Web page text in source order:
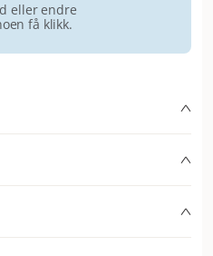
eller endre
få klikk.
tilsetningsstoffer.
og trygge. Fjerner
Et
for hunden. Lett og
hunder i alle